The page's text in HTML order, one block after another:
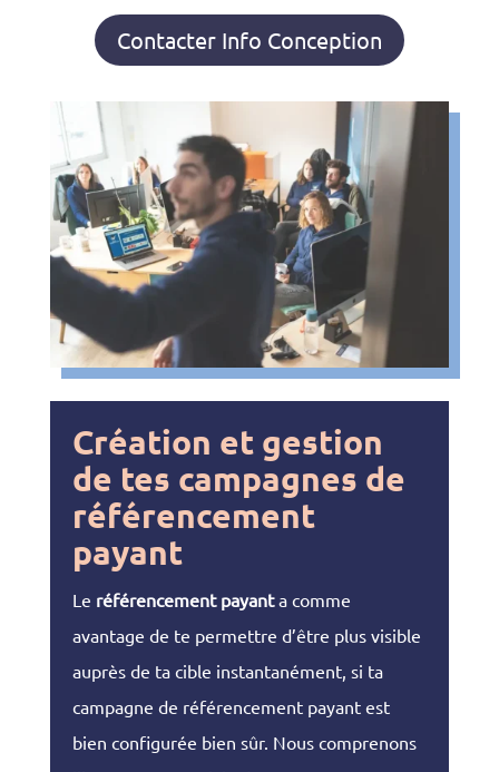
Contacter Info Conception
Création et gestion
de tes campagnes de
référencement
payant
Le référencement payanta comme
avantage de te permettre d’être plus visible
auprès de ta cible instantanément, si ta
campagne de référencement payant est
bien configurée bien sûr. Nous comprenons